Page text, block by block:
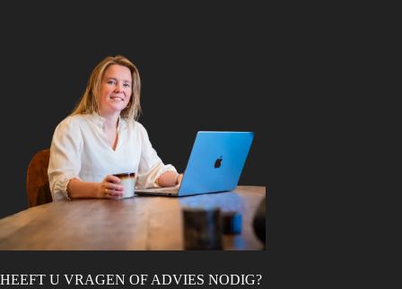
HEEFT U VRAGEN OF ADVIES NODIG?